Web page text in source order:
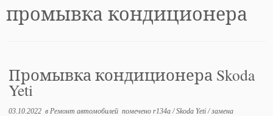
промывка кондиционера
Промывка кондиционера Skoda
Yeti
03.10.2022 в Ремонт автомобилей помеченоr134a/Skoda Yeti/замена